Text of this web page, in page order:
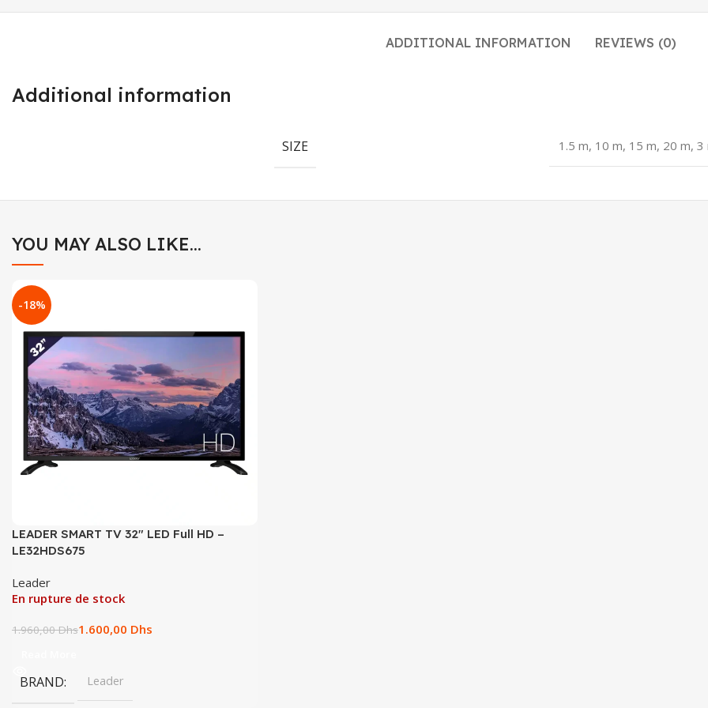
ADDITIONAL INFORMATION REVIEWS (0)
Additional information
SIZE 1.5 m, 10 m, 15 m, 20 m, 3
YOU MAY ALSO LIKE…
-18%
LEADER SMART TV 32″ LED Full HD –
LE32HDS675
Leader
En rupture de stock
1.960,00Dhs1.600,00 Dhs
BRAND Leader